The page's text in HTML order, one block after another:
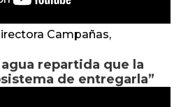
Campañas,
agua repartida que la
de entregarla”